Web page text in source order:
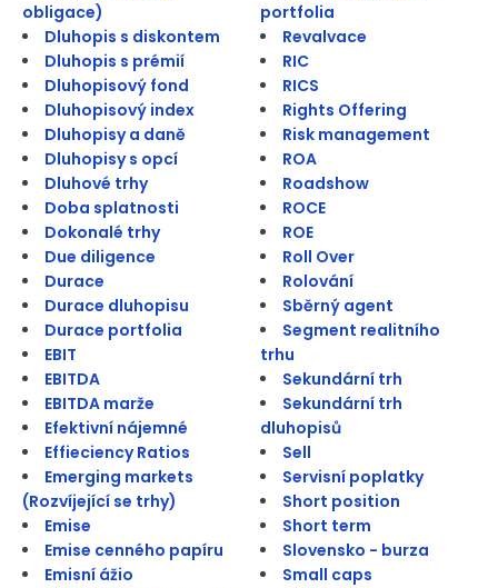
obligace)
Dluhopis s diskontem
Dluhopis s prémií
Dluhopisový fond
Dluhopisový index
Dluhopisy a daně
Dluhopisy s opcí
Dluhové trhy
Doba splatnosti
Dokonalé trhy
Due diligence
Durace
Durace dluhopisu
Durace portfolia
EBIT
EBITDA
EBITDA marže
Efektivní nájemné
Effieciency Ratios
Emerging markets
(Rozvíjející se trhy)
Emise
Emise cenného papíru
Emisní ážio
portfolia
Revalvace
RIC
RICS
Rights Offering
Risk management
ROA
Roadshow
ROCE
ROE
Roll Over
Rolování
Sběrný agent
Segment realitního
trhu
Sekundární trh
Sekundární trh
dluhopisů
Sell
Servisní poplatky
Short position
Short term
Slovensko - burza
Small caps